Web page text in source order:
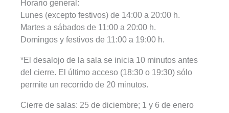
Horario general:
Lunes (excepto festivos) de 14:00 a 20:00 h.
Martes a sábados de 11:00 a 20:00 h.
Domingos y festivos de 11:00 a 19:00 h.
*El desalojo de la sala se inicia 10 minutos antes
del cierre. El último acceso (18:30 o 19:30) sólo
permite un recorrido de 20 minutos.
Cierre de salas: 25 de diciembre; 1 y 6 de enero